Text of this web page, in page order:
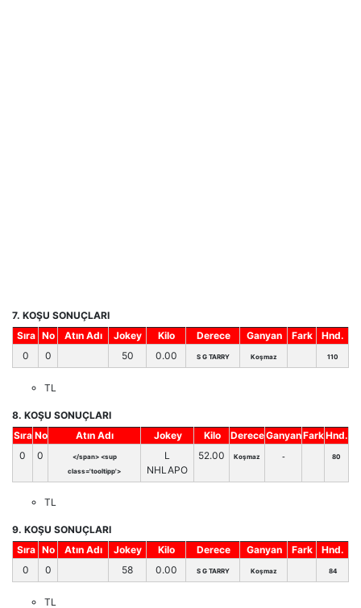
7. KOŞU SONUÇLARI
Sıra No Atın Adı Jokey Kilo Derece Ganyan Fark
Hnd.
0
0 50 0.00 S G TARRY Koşmaz 110
TL
8. KOŞU SONUÇLARI
Sıra No Atın Adı Jokey Kilo DereceGanyanFarkHnd.
0
0
</span> <sup
class='tooltipp'>
L
NHLAPO
52.00 Koşmaz - 80
TL
9. KOŞU SONUÇLARI
Sıra No Atın Adı Jokey Kilo Derece Ganyan Fark
Hnd.
0
0 58 0.00 S G TARRY Koşmaz 84
TL